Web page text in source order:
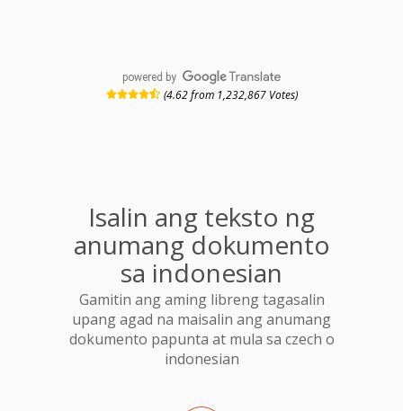
powered by
(4.62 from 1,232,867 Votes)
Isalin ang teksto ng
anumang dokumento
sa indonesian
Gamitin ang aming libreng tagasalin
upang agad na maisalin ang anumang
dokumento papunta at mula sa czech o
indonesian